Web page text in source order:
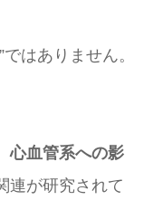
はありません。
心血管系への影
連が研究されて